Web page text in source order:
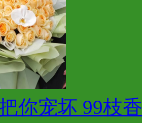
你宠坏 99枝